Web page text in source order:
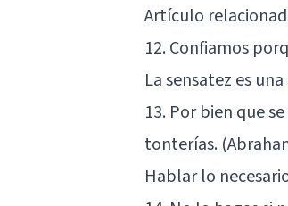
Artículo
12. Confiamos
La sensatez es
13. Por bien que
tonterías.
Hablar lo